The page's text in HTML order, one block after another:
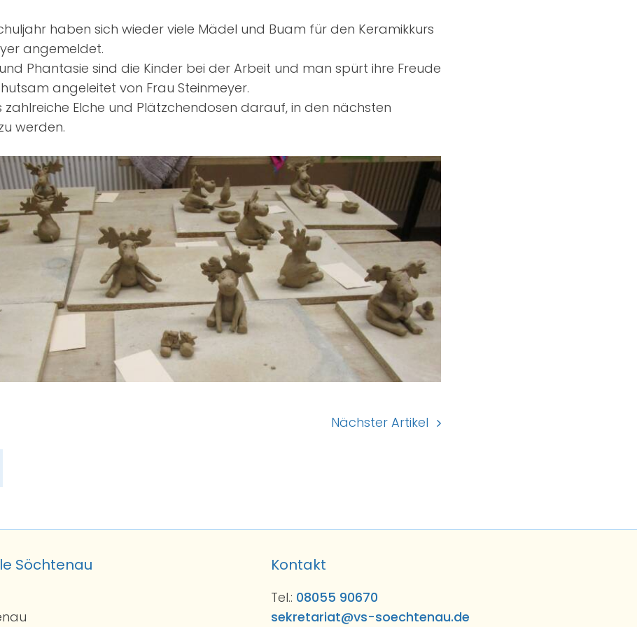
haben sich wieder viele Mädel und Buam für den Keramikkurs
angemeldet.
Phantasie sind die Kinder bei der Arbeit und man spürt ihre Freude
angeleitet von Frau Steinmeyer.
Elche und Plätzchendosen darauf, in den nächsten
werden.
Nächster Artikel
Söchtenau Kontakt
Tel.: 08055 90670
sekretariat@vs-soechtenau.de